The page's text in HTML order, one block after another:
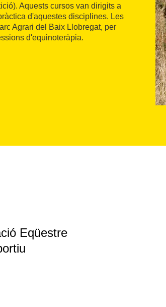
Aquests cursos van dirigits a
d'aquestes disciplines. Les
Agrari del Baix Llobregat, per
d'equinoteràpia.
Eqüestre